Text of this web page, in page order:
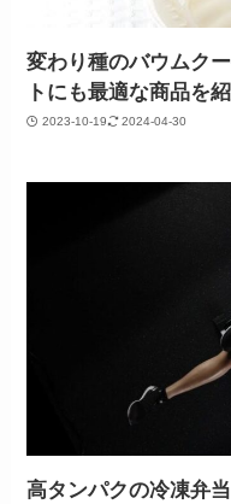
変わり種のバウムク
トにも最適な商品を
2023-10-19 2024-04-30
高タンパクの冷凍弁